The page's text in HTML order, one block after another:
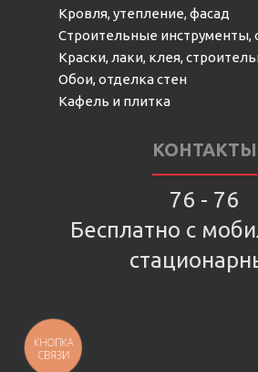
Кровля, утепление, фасад
Строительные инструменты,
Краски, лаки, клея,
Обои, отделка стен
Кафель и плитка
КОНТАКТЫ
76 - 76
Бесплатно с
КНОПКА
СВЯЗИ